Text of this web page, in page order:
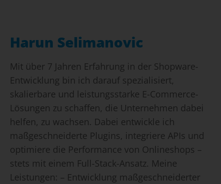
Harun Selimanovic
Mit über 7 Jahren Erfahrung in der Shopware-
Entwicklung bin ich darauf spezialisiert,
skalierbare und leistungsstarke E-Commerce-
Lösungen zu schaffen, die Unternehmen dabei
helfen, zu wachsen. Dabei entwickle ich
maßgeschneiderte Plugins, integriere APIs und
optimiere die Performance von Onlineshops –
stets mit einem Full-Stack-Ansatz. Meine
Leistungen: – Entwicklung maßgeschneiderter